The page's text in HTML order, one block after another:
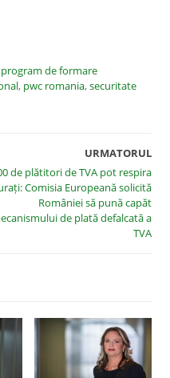
program de formare
, pwc romania,securitate
URMATORUL
de plătitori de TVA pot respira
Comisia Europeană solicită
României să pună capăt
de plată defalcată a
TVA